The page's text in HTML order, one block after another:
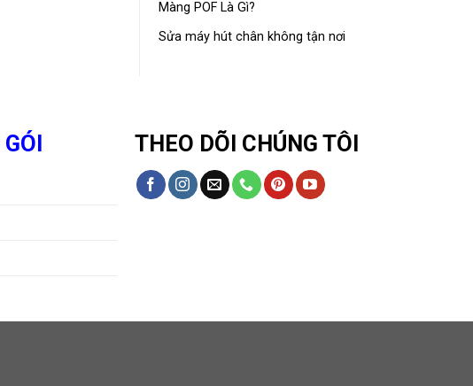
Màng POF Là Gì?
Sửa máy hút chân không tận nơi
THEO DÕI CHÚNG TÔI